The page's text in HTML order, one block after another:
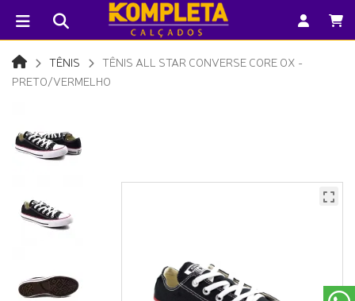
TÊNIS
TÊNIS ALL STAR CONVERSE CORE OX -
PRETO/VERMELHO